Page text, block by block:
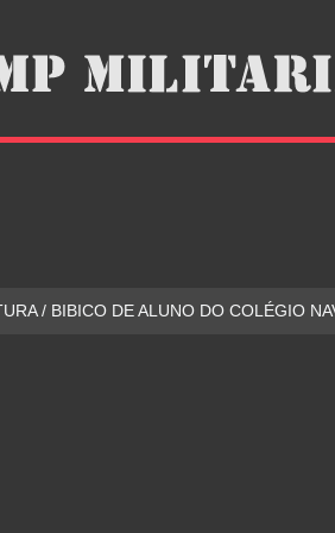
/ BIBICO DE ALUNO DO COLÉGIO